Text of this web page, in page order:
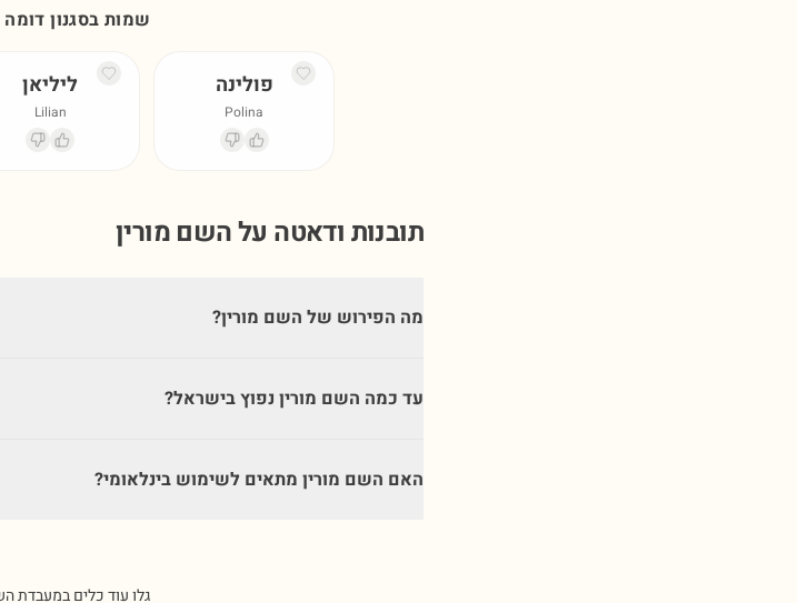
שמות בסגנון
פולינה
Polina
ליליאן
Lilian
תובנות ודאטה על השם מורין
מה הפירוש של השם מורין?
עד כמה השם מורין נפוץ בישראל?
האם השם מורין מתאים לשימוש בינלאומי?
גלו עוד כלים במעבדת